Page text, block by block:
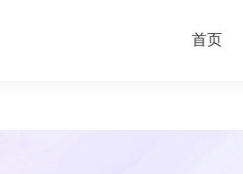
首页